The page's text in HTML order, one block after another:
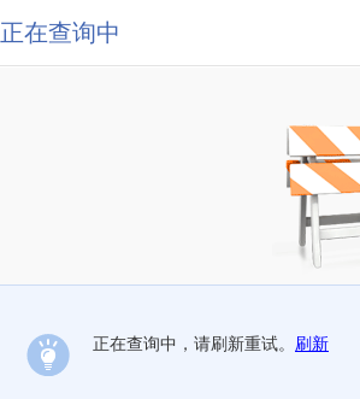
正在查询中
正在查询中，请刷新重试。 刷新